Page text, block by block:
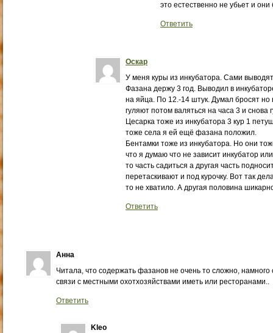
это естественно не убьет и
Ответить
Оскар
У меня куры из инкубатора. Сами
Фазана держу 3 год. Выводил в
на яйца. По 12.-14 штук. Думал бросят но
гуляют потом валяться на часа 3 и
Цесарка тоже из инкубатора 3 кур 1
тоже села я ей ещё фазана положил.
Бентамки тоже из инкубатора. Но они
что я думаю что не зависит инкубатор
то часть садиться а другая часть
перетаскивают и под курочку. Вот так
то не хватило. А другая половина
Ответить
Анна
Читала, что содержать фазанов не очень то сложно,
связи с местными охотхозяйствами иметь или ресторанами..
Ответить
Kleo